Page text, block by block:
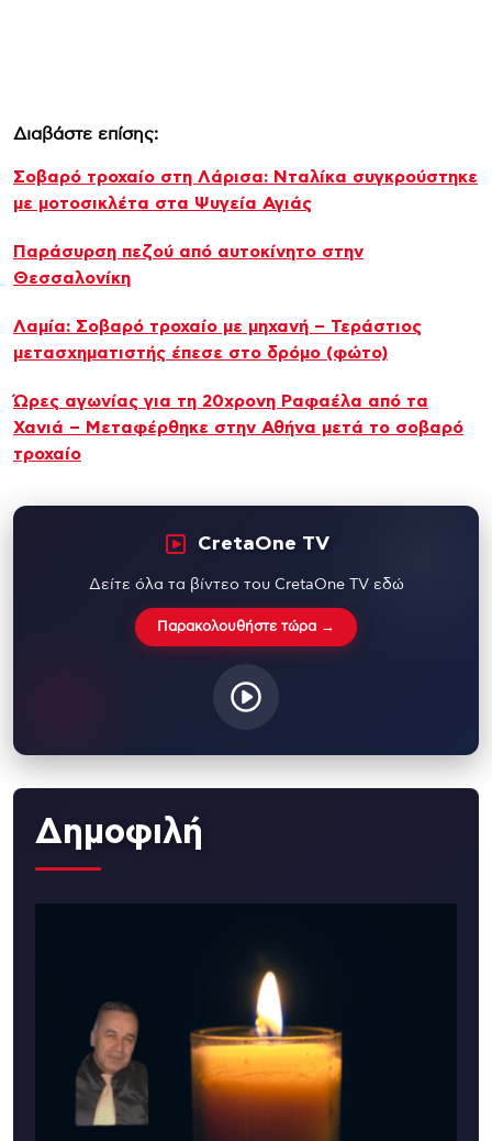
Διαβάστε επίσης:
Σοβαρό τροχαίο στη Λάρισα: Νταλίκα συγκρούστηκε
με μοτοσικλέτα στα Ψυγεία Αγιάς
Παράσυρση πεζού από αυτοκίνητο στην
Θεσσαλονίκη
Λαμία: Σοβαρό τροχαίο με μηχανή – Τεράστιoς
μετασχηματιστής έπεσε στο δρόμο (φώτο)
Ώρες αγωνίας για τη 20χρονη Ραφαέλα από τα
Χανιά – Μεταφέρθηκε στην Αθήνα μετά το σοβαρό
τροχαίο
CretaOne TV
Δείτε όλα τα βίντεο του CretaOne TV εδώ
Παρακολουθήστε τώρα →
Δημοφιλή